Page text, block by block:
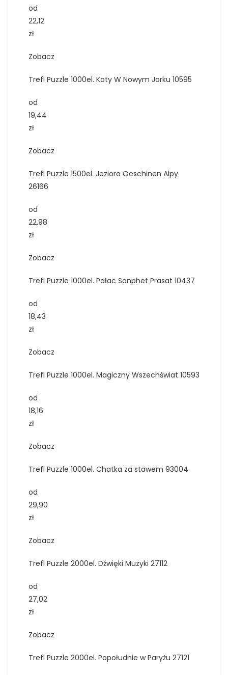
od
22,12
zł
Zobacz
Trefl Puzzle 1000el. Koty W Nowym Jorku 10595
od
19,44
zł
Zobacz
Trefl Puzzle 1500el. Jezioro Oeschinen Alpy
26166
od
22,98
zł
Zobacz
Trefl Puzzle 1000el. Pałac Sanphet Prasat 10437
od
18,43
zł
Zobacz
Trefl Puzzle 1000el. Magiczny Wszechświat 10593
od
18,16
zł
Zobacz
Trefl Puzzle 1000el. Chatka za stawem 93004
od
29,90
zł
Zobacz
Trefl Puzzle 2000el. Dźwięki Muzyki 27112
od
27,02
zł
Zobacz
Trefl Puzzle 2000el. Popołudnie w Paryżu 27121